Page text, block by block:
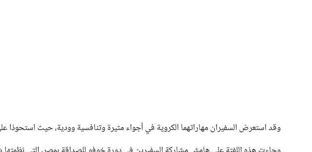
وقد استعرض السفيران مهاراتهما الكروية في أجواء مثيرة وتنافسية وودية، حيث استحوذا